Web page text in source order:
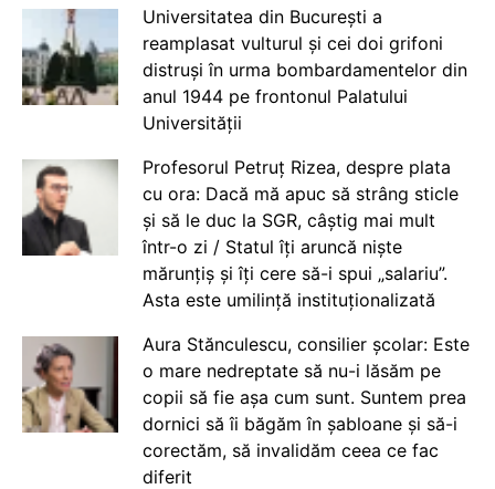
Universitatea din București a
reamplasat vulturul și cei doi grifoni
distruși în urma bombardamentelor din
anul 1944 pe frontonul Palatului
Universității
Profesorul Petruț Rizea, despre plata
cu ora: Dacă mă apuc să strâng sticle
și să le duc la SGR, câștig mai mult
într-o zi / Statul îți aruncă niște
mărunțiș și îți cere să-i spui „salariu”.
Asta este umilință instituționalizată
Aura Stănculescu, consilier școlar: Este
o mare nedreptate să nu-i lăsăm pe
copii să fie așa cum sunt. Suntem prea
dornici să îi băgăm în șabloane și să-i
corectăm, să invalidăm ceea ce fac
diferit